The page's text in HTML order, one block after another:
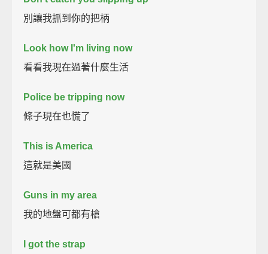
別讓我抓到你的把柄
Look how I'm living now
看看我現在過著什麼生活
Police be tripping now
條子現在也慌了
This is America
這就是美國
Guns in my area
我的地盤可都有槍
I got the strap